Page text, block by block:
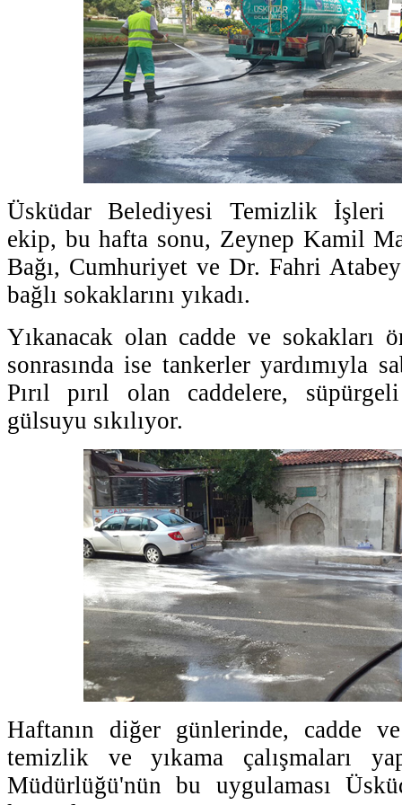
Üsküdar Belediyesi Temizlik İşleri
ekip, bu hafta sonu, Zeynep Kamil
Bağı, Cumhuriyet ve Dr. Fahri
bağlı sokaklarını yıkadı.
Yıkanacak olan cadde ve sokakları
sonrasında ise tankerler yardımıyla
Pırıl pırıl olan caddelere,
gülsuyu sıkılıyor.
Haftanın diğer günlerinde, cadde
temizlik ve yıkama çalışmaları
Müdürlüğü'nün bu uygulaması